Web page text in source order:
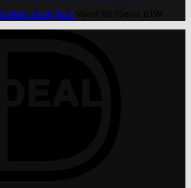
Barkruk StelligStaal